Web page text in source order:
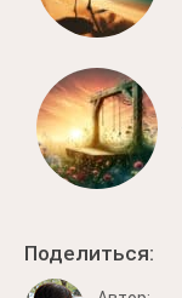
Поделиться: